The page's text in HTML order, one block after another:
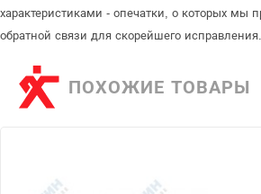
характеристиками - опечатки, о которых мы
обратной связи для скорейшего исправления.
ПОХОЖИЕ ТОВАРЫ